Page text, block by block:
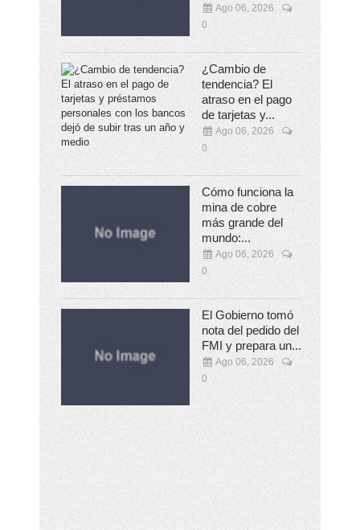
Ago 06, 2026
0
¿Cambio de
tendencia? El
atraso en el pago
de tarjetas y...
Ago 06, 2026
0
Cómo funciona la
mina de cobre
más grande del
mundo:...
Ago 06, 2026
0
El Gobierno tomó
nota del pedido del
FMI y prepara un...
Ago 06, 2026
0